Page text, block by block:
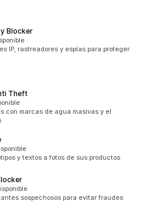
Blocker
IP, rastreadores y espías para proteger
Theft
con marcas de agua masivas y el
y textos a fotos de sus productos
sospechosos para evitar fraudes